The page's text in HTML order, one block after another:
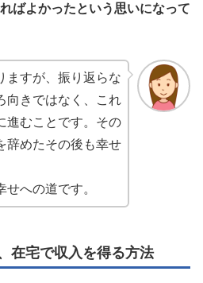
ばよかったという思いになって
ますが、振り返らな
向きではなく、これ
進むことです。その
辞めたその後も幸せ
への道です。
在宅で収入を得る方法